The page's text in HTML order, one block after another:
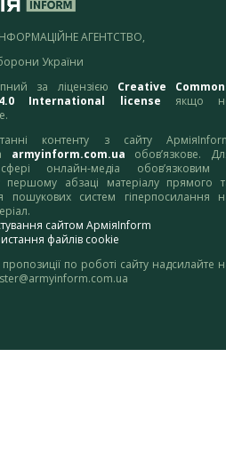
АГЕНТСТВО,
України
за ліцензією Creative
International license якщо
контенту з сайту
armyinform.com.ua обов’язкове.
онлайн-медіа обов’язковим
абзаці матеріалу прямого
пошукових систем гіперпосилання
сайтом АрміяInform
файлів cookie
по роботі сайту надсилайте